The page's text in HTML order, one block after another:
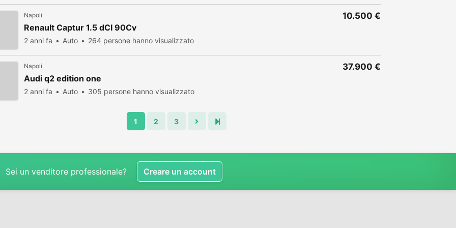
Napoli
Renault Captur 1.5 dCI 90Cv
2 anni fa Auto 264 persone hanno visualizzato
10.500 €
Napoli
Audi q2 edition one
2 anni fa Auto 305 persone hanno visualizzato
37.900 €
1 2 3
Sei un venditore professionale? Creare un account